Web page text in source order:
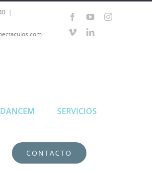
| FacebookYouTubeInstagram
VimeoLinkedIn
DANCEM SERVICIOS
CONTACTO